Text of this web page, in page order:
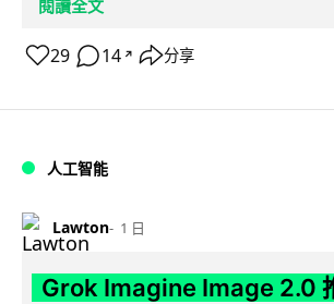
閱讀全文
29 14 ↗ 分享
人工智能
Lawton 1 日
Grok Imagine Image 2.0